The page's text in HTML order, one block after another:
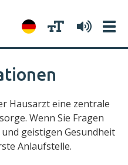
Hausarzt eine zentrale
Wenn Sie Fragen
geistigen Gesundheit
Anlaufstelle.